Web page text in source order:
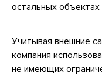
остальных
Учитывая внешние
компания
не имеющих